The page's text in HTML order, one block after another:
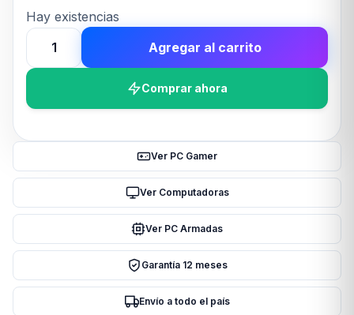
Hay existencias
Motherboard
ASUS
1700
cantidad
Agregar al carrito
Comprar ahora
Ver PC Gamer
Ver Computadoras
Ver PC Armadas
Garantía 12 meses
Envío a todo el país